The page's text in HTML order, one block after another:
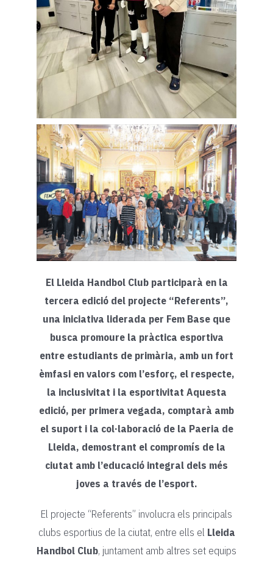
El Lleida Handbol Club participarà en la
tercera edició del projecte “Referents”,
una iniciativa liderada per Fem Base que
busca promoure la pràctica esportiva
entre estudiants de primària, amb un fort
èmfasi en valors com l’esforç, el respecte,
la inclusivitat i la esportivitat Aquesta
edició, per primera vegada, comptarà amb
el suport i la col·laboració de la Paeria de
Lleida, demostrant el compromís de la
ciutat amb l’educació integral dels més
joves a través de l’esport.
El projecte “Referents” involucra els principals
clubs esportius de la ciutat, entre ells el Lleida
Handbol Club, juntament amb altres set equips